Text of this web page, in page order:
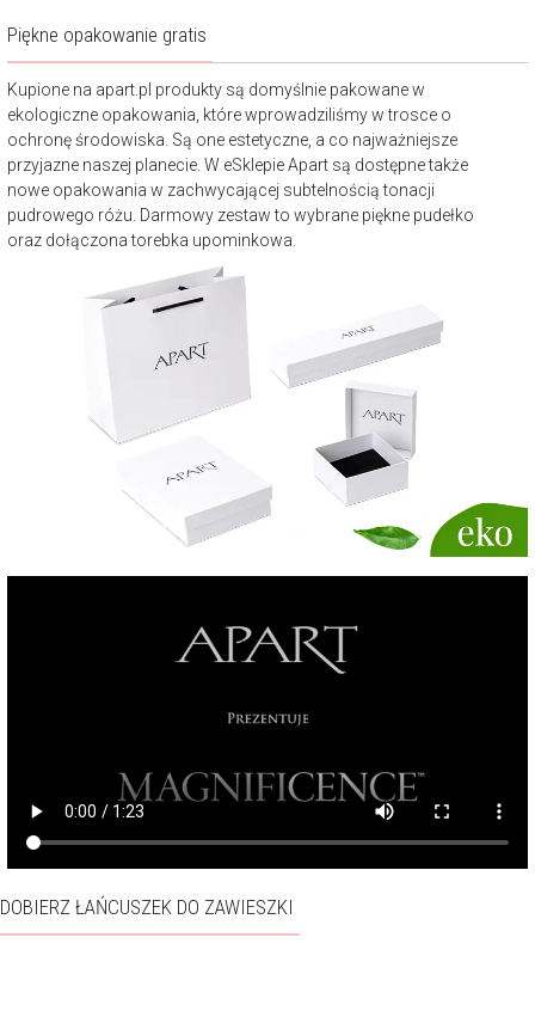
Piękne opakowanie gratis
Kupione na apart.pl produkty są domyślnie pakowane w
ekologiczne opakowania, które wprowadziliśmy w trosce o
ochronę środowiska. Są one estetyczne, a co najważniejsze
przyjazne naszej planecie. W eSklepie Apart są dostępne także
nowe opakowania w zachwycającej subtelnością tonacji
pudrowego różu. Darmowy zestaw to wybrane piękne pudełko
oraz dołączona torebka upominkowa.
DOBIERZ ŁAŃCUSZEK DO ZAWIESZKI